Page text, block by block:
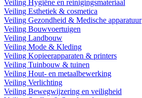
Veiling Hygiëne en reinigingsmateriaal
Veiling Esthetiek & cosmetica
Veiling Gezondheid & Medische apparatuur
Veiling Bouwvoertuigen
Veiling Landbouw
Veiling Mode & Kleding
Veiling Kopieerapparaten & printers
Veiling Tuinbouw & tuinen
Veiling Hout- en metaalbewerking
Veiling Verlichting
Veiling Bewegwijzering en veiligheid